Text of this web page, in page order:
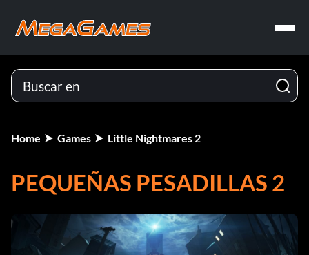
Home Games Little Nightmares 2
PEQUEÑAS PESADILLAS 2